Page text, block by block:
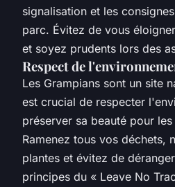
signalisation et les
parc. Évitez de vous
et soyez prudents lors des
Respect de
Les Grampians sont un site
est crucial de respecter
préserver sa beauté pour
Ramenez tous vos déchets,
plantes et évitez de
principes du « Leave No